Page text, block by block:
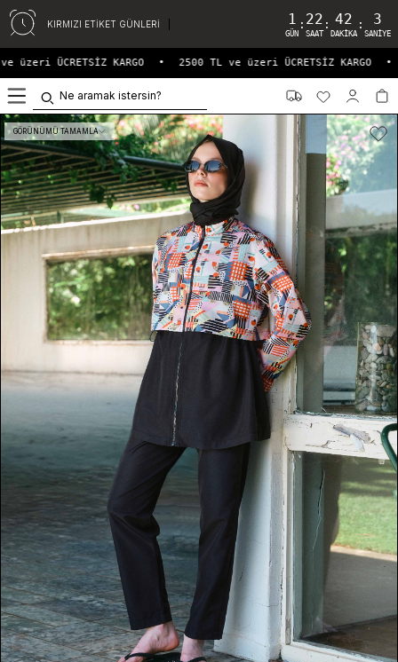
KIRMIZI ETİKET GÜNLERİ 1
GÜN
: 22
SAAT
: 42
DAKIKA
: 3
SANIYE
üzeri ÜCRETSİZ KARGO 2500 TL ve üzeri ÜCRETSİZ KARGO
GÖRÜNÜMÜ TAMAMLA